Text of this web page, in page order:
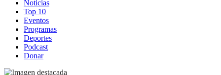
Noticias
Top 10
Eventos
Programas
Deportes
Podcast
Donar